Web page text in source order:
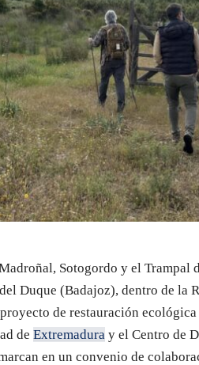
Sotogordo y el Trampal
Duque (Badajoz), dentro de la
de restauración
de Extremadura y el Centro de
en un convenio de